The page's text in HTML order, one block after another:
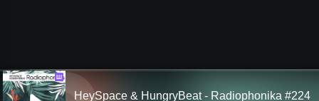
Ш
HeySpace & HungryBeat - Radiophonika #224